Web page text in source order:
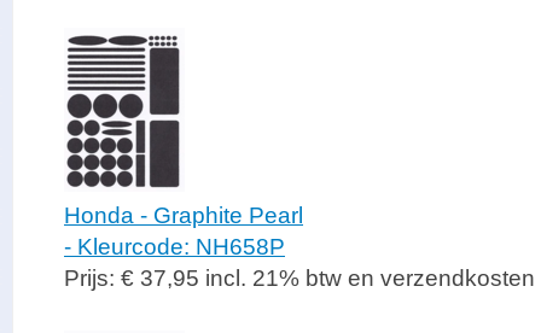
Honda - Graphite Pearl
- Kleurcode: NH658P
Prijs: € 37,95 incl. 21% btw en verzendkosten